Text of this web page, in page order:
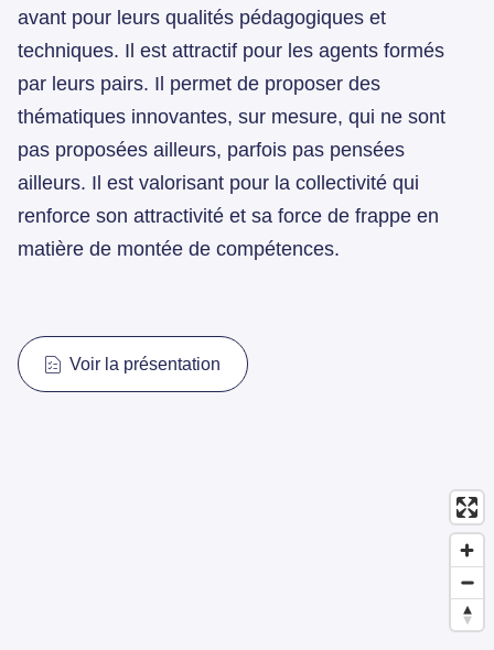
avant pour leurs qualités pédagogiques et
techniques. Il est attractif pour les agents formés
par leurs pairs. Il permet de proposer des
thématiques innovantes, sur mesure, qui ne sont
pas proposées ailleurs, parfois pas pensées
ailleurs. Il est valorisant pour la collectivité qui
renforce son attractivité et sa force de frappe en
matière de montée de compétences.
Voir la présentation